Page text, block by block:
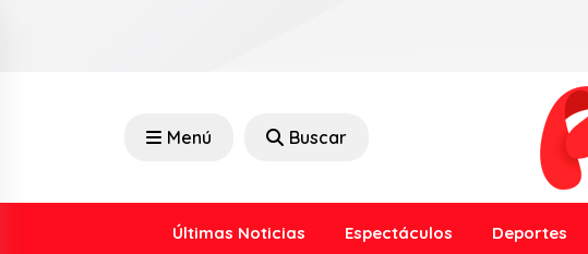
Menú Buscar
Últimas Noticias Espectáculos Deportes